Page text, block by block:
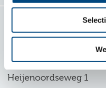
Contact
Entrea Lindenhout
Heijenoordseweg 1